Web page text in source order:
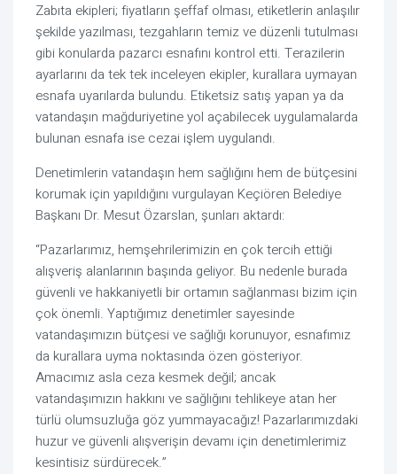
Zabıta ekipleri; fiyatların şeffaf olması, etiketlerin anlaşılır
şekilde yazılması, tezgahların temiz ve düzenli tutulması
gibi konularda pazarcı esnafını kontrol etti. Terazilerin
ayarlarını da tek tek inceleyen ekipler, kurallara uymayan
esnafa uyarılarda bulundu. Etiketsiz satış yapan ya da
vatandaşın mağduriyetine yol açabilecek uygulamalarda
bulunan esnafa ise cezai işlem uygulandı.
Denetimlerin vatandaşın hem sağlığını hem de bütçesini
korumak için yapıldığını vurgulayan Keçiören Belediye
Başkanı Dr. Mesut Özarslan, şunları aktardı:
“Pazarlarımız, hemşehrilerimizin en çok tercih ettiği
alışveriş alanlarının başında geliyor. Bu nedenle burada
güvenli ve hakkaniyetli bir ortamın sağlanması bizim için
çok önemli. Yaptığımız denetimler sayesinde
vatandaşımızın bütçesi ve sağlığı korunuyor, esnafımız
da kurallara uyma noktasında özen gösteriyor.
Amacımız asla ceza kesmek değil; ancak
vatandaşımızın hakkını ve sağlığını tehlikeye atan her
türlü olumsuzluğa göz yummayacağız! Pazarlarımızdaki
huzur ve güvenli alışverişin devamı için denetimlerimiz
kesintisiz sürdürecek.”